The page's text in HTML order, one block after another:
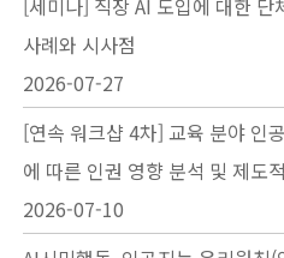
[세미나] 직장 AI 도입에 대한 단
사례와 시사점
2026-07-27
[연속 워크샵 4차] 교육 분야 인
에 따른 인권 영향 분석 및 제도
2026-07-10